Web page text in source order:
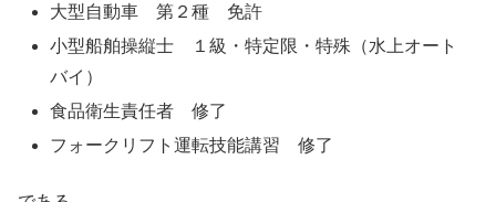
大型自動車 第２種 免許
小型船舶操縦士 １級・特定限・特殊（水上オート
バイ）
食品衛生責任者 修了
フォークリフト運転技能講習 修了